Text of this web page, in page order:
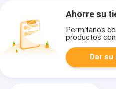
Ahorre su
Permítanos
productos
Dar